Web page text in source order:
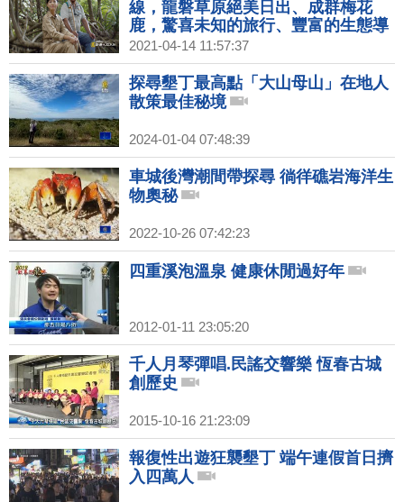
線，龍磐草原絕美日出、成群梅花
鹿，驚喜未知的旅行、豐富的生態導
覽！隱藏版生態民宿，一起見證墾丁
自然生態的魅力！｜1000步的繽紛台
灣(375)
2021-04-14 11:57:37
探尋墾丁最高點「大山母山」在地人
散策最佳秘境
2024-01-04 07:48:39
車城後灣潮間帶探尋 徜徉礁岩海洋生
物奧秘
2022-10-26 07:42:23
四重溪泡溫泉 健康休閒過好年
2012-01-11 23:05:20
千人月琴彈唱.民謠交響樂 恆春古城
創歷史
2015-10-16 21:23:09
報復性出遊狂襲墾丁 端午連假首日擠
入四萬人